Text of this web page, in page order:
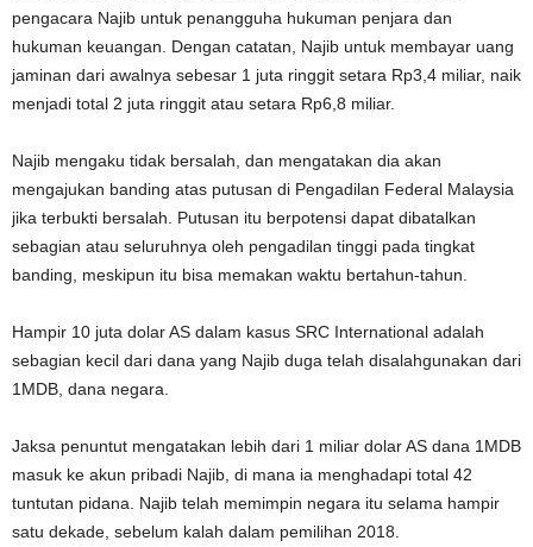
pengacara Najib untuk penangguha hukuman penjara dan
hukuman keuangan. Dengan catatan, Najib untuk membayar uang
jaminan dari awalnya sebesar 1 juta ringgit setara Rp3,4 miliar, naik
menjadi total 2 juta ringgit atau setara Rp6,8 miliar.
Najib mengaku tidak bersalah, dan mengatakan dia akan
mengajukan banding atas putusan di Pengadilan Federal Malaysia
jika terbukti bersalah. Putusan itu berpotensi dapat dibatalkan
sebagian atau seluruhnya oleh pengadilan tinggi pada tingkat
banding, meskipun itu bisa memakan waktu bertahun-tahun.
Hampir 10 juta dolar AS dalam kasus SRC International adalah
sebagian kecil dari dana yang Najib duga telah disalahgunakan dari
1MDB, dana negara.
Jaksa penuntut mengatakan lebih dari 1 miliar dolar AS dana 1MDB
masuk ke akun pribadi Najib, di mana ia menghadapi total 42
tuntutan pidana. Najib telah memimpin negara itu selama hampir
satu dekade, sebelum kalah dalam pemilihan 2018.